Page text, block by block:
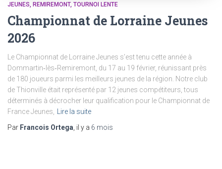
JEUNES REMIREMONT TOURNOI LENTE
Championnat de Lorraine Jeunes
2026
Le Championnat de Lorraine Jeunes s’est tenu cette année à
Dommartin‑lès‑Remiremont, du 17 au 19 février, réunissant près
de 180 joueurs parmi les meilleurs jeunes de la région. Notre club
de Thionville était représenté par 12 jeunes compétiteurs, tous
déterminés à décrocher leur qualification pour le Championnat de
France Jeunes,
Lire la suite
Par Francois Ortega , il y a 6 mois